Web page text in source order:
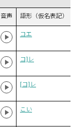
音声 語形（仮名表記）
コエ
コ]レ
[コ]レ
こい